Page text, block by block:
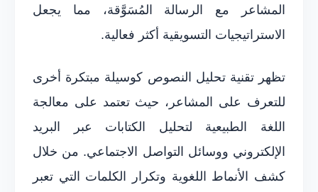
المشاعر مع الرسالة المُسَوَّقة، مما يجعل
الاستراتيجيات التسويقية أكثر فعالية.
تظهر تقنية تحليل النصوص كوسيلة مبتكرة أخرى
للتعرف على المشاعر، حيث تعتمد على معالجة
اللغة الطبيعية لتحليل الكتابات عبر البريد
الإلكتروني ووسائل التواصل الاجتماعي. من خلال
كشف الأنماط اللغوية وتكرار الكلمات التي تعبر